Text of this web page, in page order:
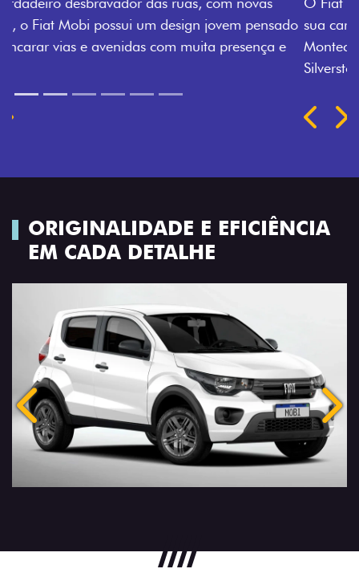
sua cara. Escolha entre o Preto Vulcano, Vermelho
Montecarlo, Branco Banchisa, Prata Bari e Cinza
ORIGINALIDADE E EFICIÊNCIA
EM CADA DETALHE
Anterior